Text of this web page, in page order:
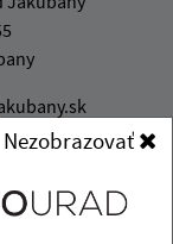
Nezobrazovať
651